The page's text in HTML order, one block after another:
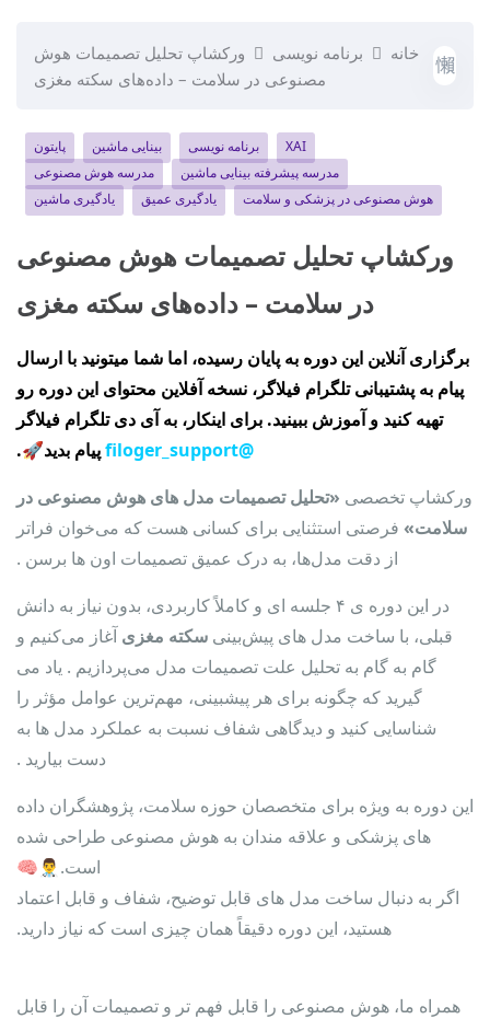
خانه برنامه نویسی
ورکشاپ تحلیل تصمیمات هوش
مصنوعی در سلامت – داده‌های سکته مغزی
XAI برنامه نویسی بینایی ماشین
پایتون
مدرسه پیشرفته بینایی ماشین
مدرسه هوش مصنوعی
هوش مصنوعی در پزشکی و سلامت
یادگیری عمیق یادگیری ماشین
ورکشاپ تحلیل تصمیمات هوش مصنوعی
در سلامت – داده‌های سکته مغزی
برگزاری آنلاین این دوره به پایان رسیده، اما شما میتونید با ارسال
پیام به پشتیبانی تلگرام فیلاگر، نسخه آفلاین محتوای این دوره رو
تهیه کنید و آموزش ببینید. برای اینکار، به آی دی تلگرام فیلاگر
@filoger_support
پیام بدید🚀.
ورکشاپ تخصصی «تحلیل تصمیمات مدل‌ های هوش مصنوعی در
سلامت» فرصتی استثنایی برای کسانی هست که می‌خوان فراتر
از دقت مدل‌ها، به درک عمیق تصمیمات اون‌ ها برسن .
در این دوره‌ ی ۴ جلسه‌ ای و کاملاً کاربردی، بدون نیاز به دانش
قبلی، با ساخت مدل‌ های پیش‌بینی سکته مغزی آغاز می‌کنیم و
گام به گام به تحلیل علت تصمیمات مدل می‌پردازیم . یاد می
گیرید که چگونه برای هر پیشبینی، مهم‌ترین عوامل مؤثر را
شناسایی کنید و دیدگاهی شفاف نسبت به عملکرد مدل‌ ها به
دست بیارید .
این دوره به ویژه برای متخصصان حوزه سلامت، پژوهشگران داده‌
های پزشکی و علاقه‌ مندان به هوش مصنوعی طراحی شده
است.👨‍⚕️🧠
اگر به دنبال ساخت مدل‌ های قابل توضیح، شفاف و قابل اعتماد
هستید، این دوره دقیقاً همان چیزی است که نیاز دارید.
همراه ما، هوش مصنوعی را قابل فهم‌ تر و تصمیمات آن را قابل